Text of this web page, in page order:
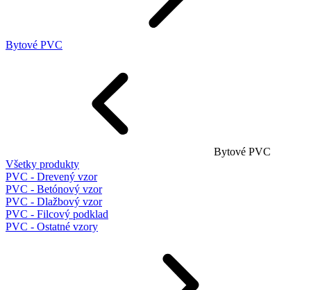
Bytové PVC
Bytové PVC
Všetky produkty
PVC - Drevený vzor
PVC - Betónový vzor
PVC - Dlažbový vzor
PVC - Filcový podklad
PVC - Ostatné vzory